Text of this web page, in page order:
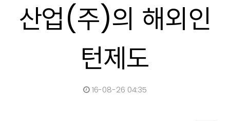
산업(주)의 해외인
턴제도
16-08-26 04:35